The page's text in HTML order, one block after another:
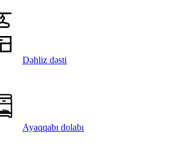
Dəhliz dəsti
Ayaqqabı dolabı